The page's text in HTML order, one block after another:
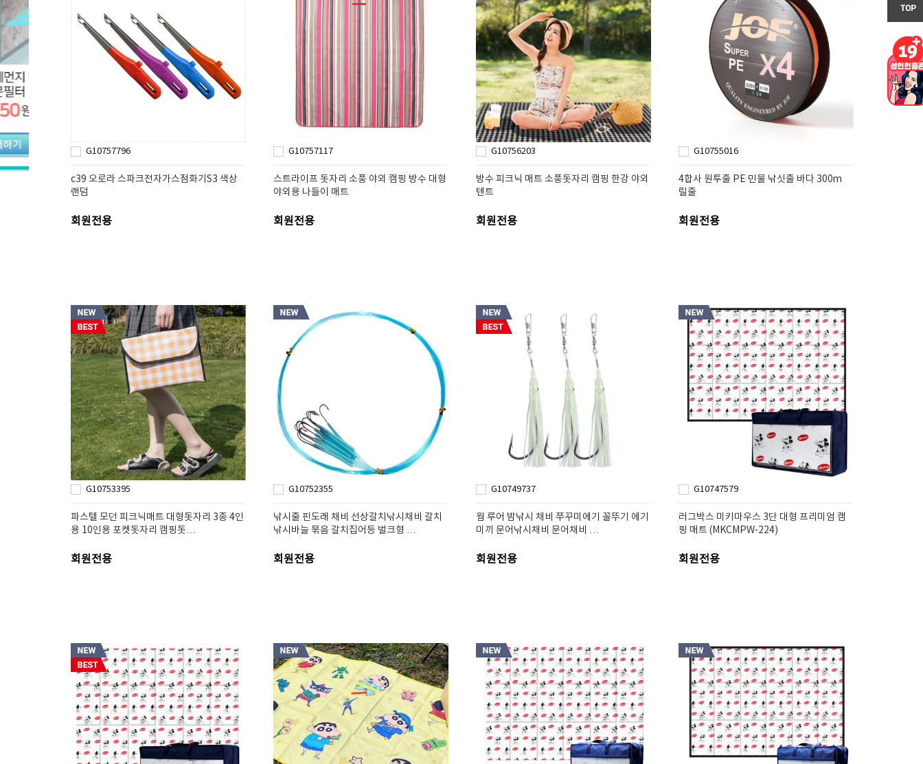
G10757796
c39 오로라 스파크전자가스점화기S3 색상
랜덤
회원전용
G10757117
스트라이프 돗자리 소풍 야외 캠핑 방수 대형
야외용 나들이 매트
회원전용
G10756203
방수 피크닉 매트 소풍돗자리 캠핑 한강 야외
텐트
회원전용
G10755016
4합사 원투줄 PE 민물 낚싯줄 바다 300m
릴줄
회원전용
G10753395
파스텔 모던 피크닉매트 대형돗자리 3종 4인
용 10인용 포켓돗자리 캠핑돗…
회원전용
G10752355
낚시줄 핀도래 채비 선상갈치낚시채비 갈치
낚시바늘 묶음 갈치집어등 벌크형 …
회원전용
G10749737
웜 루어 밤낚시 채비 쭈꾸미에기 꼴뚜기 에기
미끼 문어낚시채비 문어채비 …
회원전용
G10747579
러그박스 미키마우스 3단 대형 프리미엄 캠
핑 매트 (MKCMPW-224)
회원전용